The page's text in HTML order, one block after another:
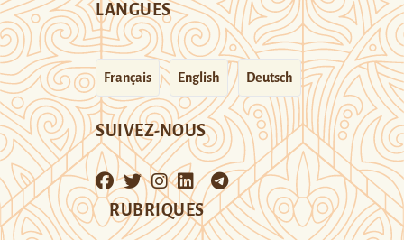
LANGUES
Français English Deutsch
SUIVEZ-NOUS
RUBRIQUES